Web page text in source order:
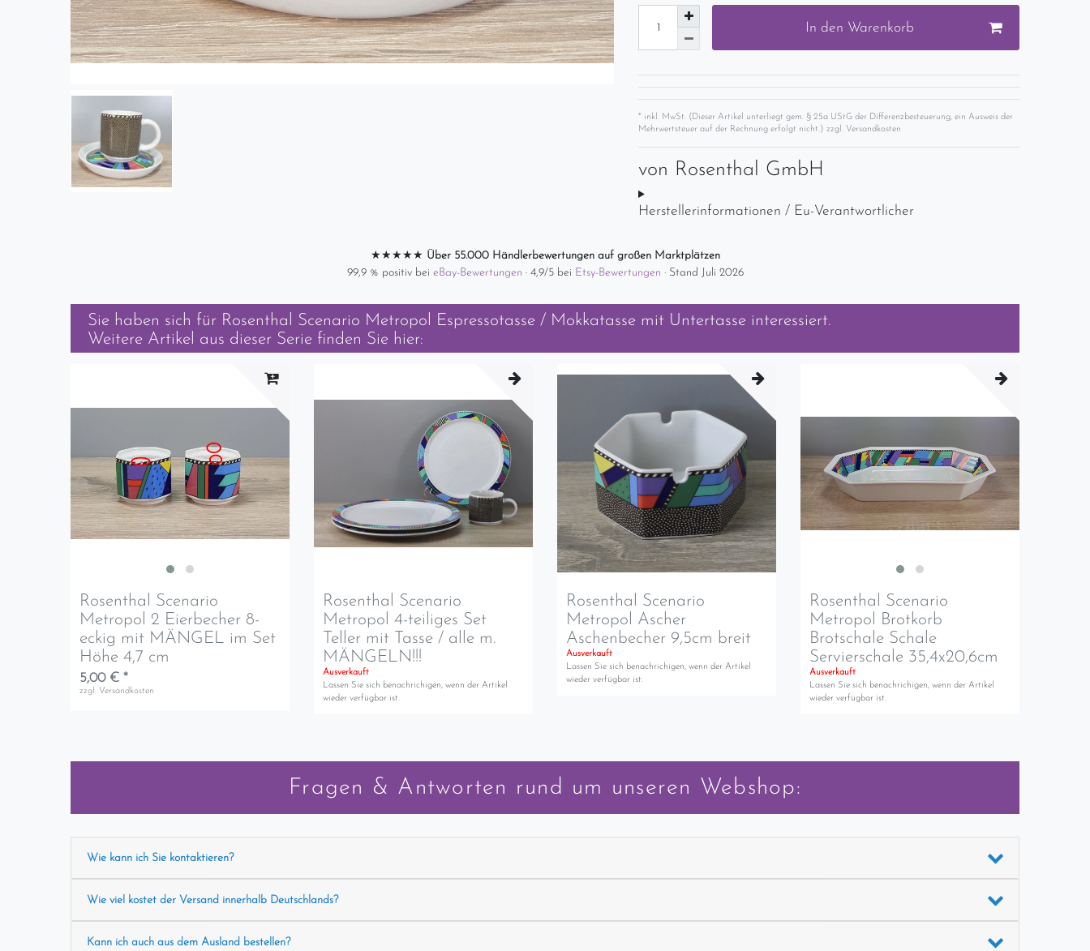
In den Warenkorb
* inkl. MwSt. (Dieser Artikel unterliegt gem. § 25a UStG der Differenzbesteuerung, ein Ausweis der
Mehrwertsteuer auf der Rechnung erfolgt nicht.) zzgl. Versandkosten
von Rosenthal GmbH
Herstellerinformationen / Eu-Verantwortlicher
★★★★★ Über 55.000 Händlerbewertungen auf großen Marktplätzen
99,9 % positiv bei eBay-Bewertungen · 4,9/5 bei Etsy-Bewertungen · Stand Juli 2026
Sie haben sich für Rosenthal Scenario Metropol Espressotasse / Mokkatasse mit Untertasse interessiert.
Weitere Artikel aus dieser Serie finden Sie hier:
Rosenthal Scenario
Metropol 2 Eierbecher 8-
eckig mit MÄNGEL im Set
Höhe 4,7 cm
5,00 € *
zzgl. Versandkosten
Rosenthal Scenario
Metropol 4-teiliges Set
Teller mit Tasse / alle m.
MÄNGELN!!!
Ausverkauft
Lassen Sie sich benachrichigen, wenn der Artikel
wieder verfügbar ist.
Rosenthal Scenario
Metropol Ascher
Aschenbecher 9,5cm breit
Ausverkauft
Lassen Sie sich benachrichigen, wenn der Artikel
wieder verfügbar ist.
Rosenthal Scenario
Metropol Brotkorb
Brotschale Schale
Servierschale 35,4x20,6cm
Ausverkauft
Lassen Sie sich benachrichigen, wenn der Artikel
wieder verfügbar ist.
Fragen & Antworten rund um unseren Webshop:
Wie kann ich Sie kontaktieren?
Wie viel kostet der Versand innerhalb Deutschlands?
Kann ich auch aus dem Ausland bestellen?